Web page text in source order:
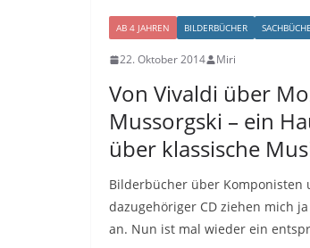
AB 4 JAHREN BILDERBÜCHER
22. Oktober 2014 Miri
Von Vivaldi über
Mussorgski – ein
über klassische
Bilderbücher über Komponisten
dazugehöriger CD ziehen mich
an. Nun ist mal wieder ein